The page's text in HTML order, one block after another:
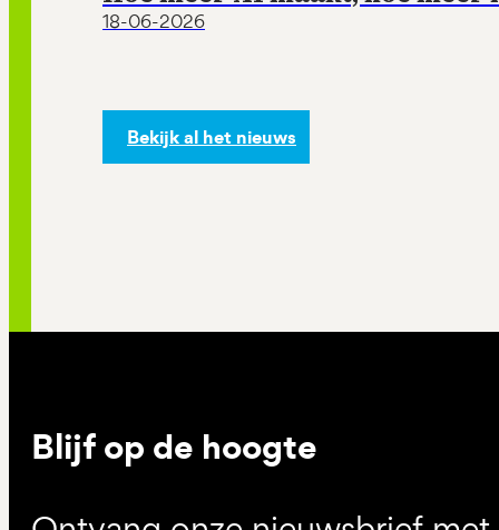
18-06-2026
Bekijk al het nieuws
Blijf op de hoogte